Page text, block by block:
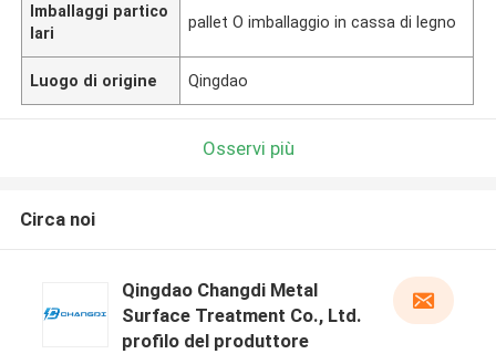
Imballaggi partico
lari
pallet O imballaggio in cassa di legno
Luogo di origine Qingdao
Osservi più
Circa noi
Qingdao Changdi Metal
Surface Treatment Co., Ltd.
profilo del produttore